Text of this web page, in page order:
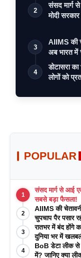
2
संसद मार्ग
मोदी
3
AIIMS की
अब भारत में
4
डोटासरा
लोगों को
POPULAR
1
संसद मार्ग से आई
सबसे बड़ा फैसला!
2
AIIMS की
चुपचाप पैर पसार
3
रातभर में बंद होंगे
दुनिया भर में
4
BoB डेटा लीक से
में? जानिए क्या